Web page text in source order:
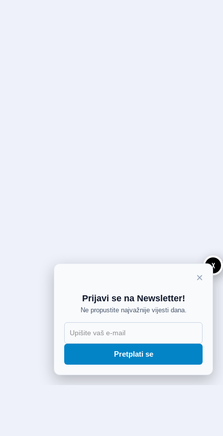
X
×
Prijavi se na Newsletter!
Ne propustite najvažnije vijesti dana.
Pretplati se